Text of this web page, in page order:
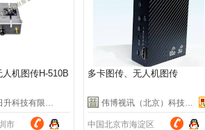
机图传H-510B
科技有限公司
市
多卡图传、无人机图传
伟博视讯（北京）科技有限公司
中国北京市海淀区